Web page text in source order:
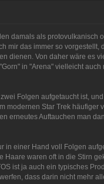
damals als protovulkanisch
das immer so vorgestellt,
dienen. Von daher wäre es
in "Arena" vielleicht
Folgen aufgetaucht ist,
Star Trek häufiger
erneutes Auftauchen man
einer Hand voll Folgen
waren oft in die Stirn
ist ja auch ein typisches
dass darin nicht mehr